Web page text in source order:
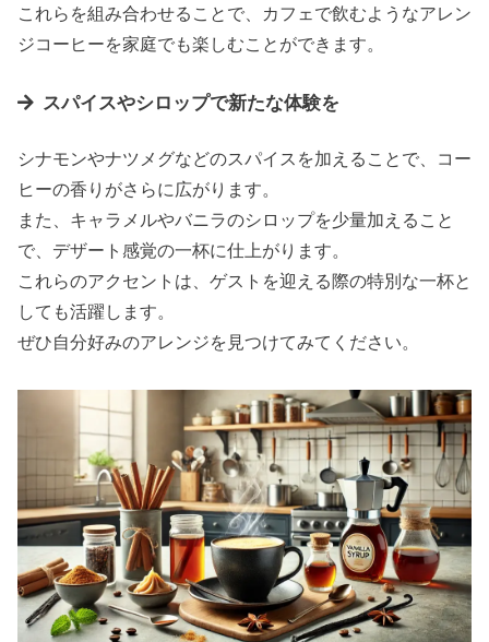
これらを組み合わせることで、カフェで飲むようなアレン
ジコーヒーを家庭でも楽しむことができます。
スパイスやシロップで新たな体験を
シナモンやナツメグなどのスパイスを加えることで、コー
ヒーの香りがさらに広がります。
また、キャラメルやバニラのシロップを少量加えること
で、デザート感覚の一杯に仕上がります。
これらのアクセントは、ゲストを迎える際の特別な一杯と
しても活躍します。
ぜひ自分好みのアレンジを見つけてみてください。